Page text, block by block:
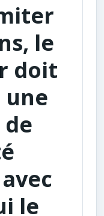
le
doit
une
le